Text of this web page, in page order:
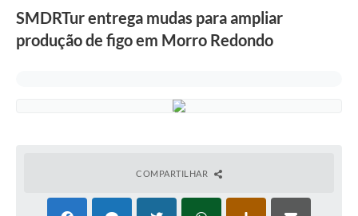
Contato
Serviço de Inspeção Municipal - SIM
SMDRTur entrega mudas para ampliar
produção de figo em Morro Redondo
COMPARTILHAR